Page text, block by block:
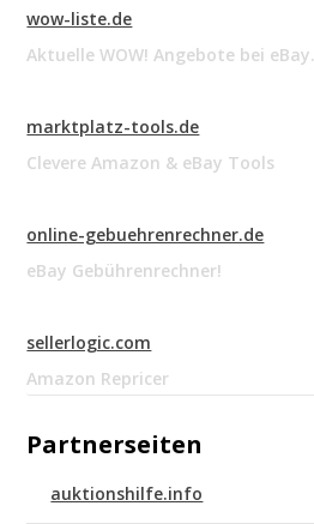
wow-liste.de
Aktuelle WOW! Angebote bei eBay.
marktplatz-tools.de
Clevere Amazon & eBay Tools
online-gebuehrenrechner.de
eBay Gebührenrechner!
sellerlogic.com
Amazon Repricer
Partnerseiten
auktionshilfe.info